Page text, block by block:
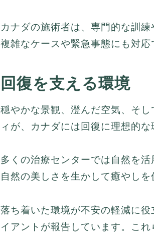
カナダの施術者は、専門的な訓
複雑なケースや緊急事態にも対応
回復を支える環境
穏やかな景観、澄んだ空気、そ
ィが、カナダには回復に理想的な
多くの治療センターでは自然を
自然の美しさを生かして癒やしを
落ち着いた環境が不安の軽減に
イアントが報告しています。こ